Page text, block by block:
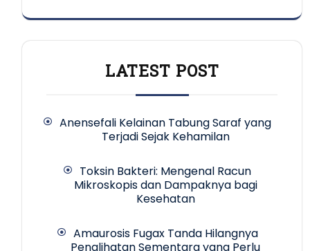
LATEST POST
Anensefali Kelainan Tabung Saraf yang
Terjadi Sejak Kehamilan
Toksin Bakteri: Mengenal Racun
Mikroskopis dan Dampaknya bagi
Kesehatan
Amaurosis Fugax Tanda Hilangnya
Penglihatan Sementara yang Perlu